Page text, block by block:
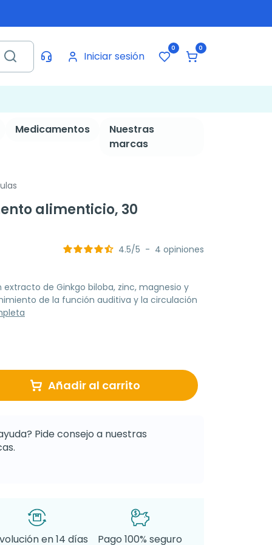
Iniciar sesión
0 0
Medicamentos
Nuestras
marcas
alimenticio, 30
4.5/5 - 4 opiniones
de Ginkgo biloba, zinc, magnesio y
de la función auditiva y la circulación
Añadir al carrito
Pide consejo a nuestras
en 14 días
Pago 100% seguro